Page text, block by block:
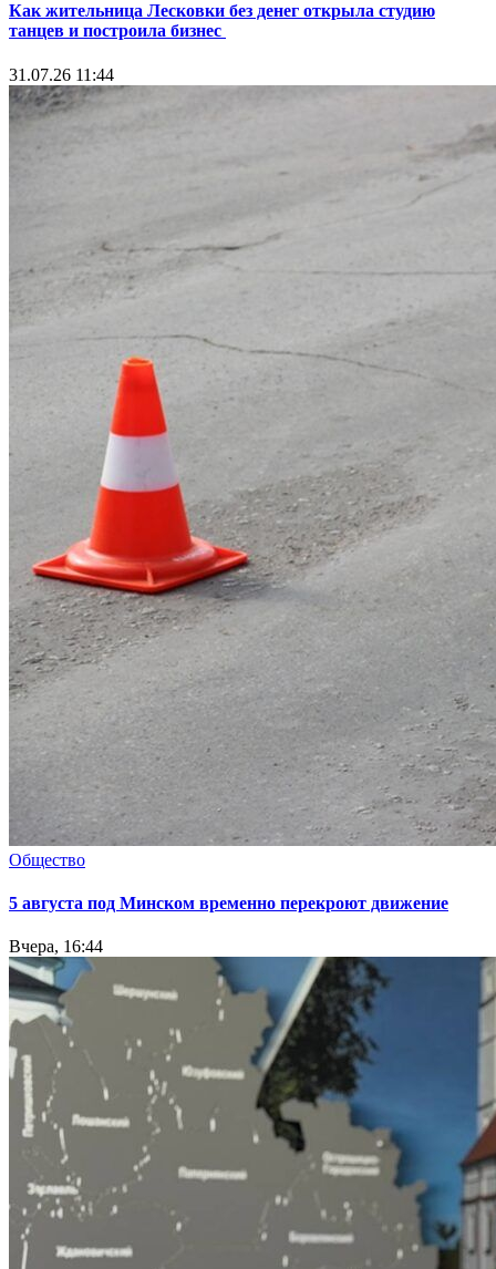
Как жительница Лесковки без денег открыла студию
танцев и построила бизнес
31.07.26 11:44
Общество
5 августа под Минском временно перекроют движение
Вчера, 16:44